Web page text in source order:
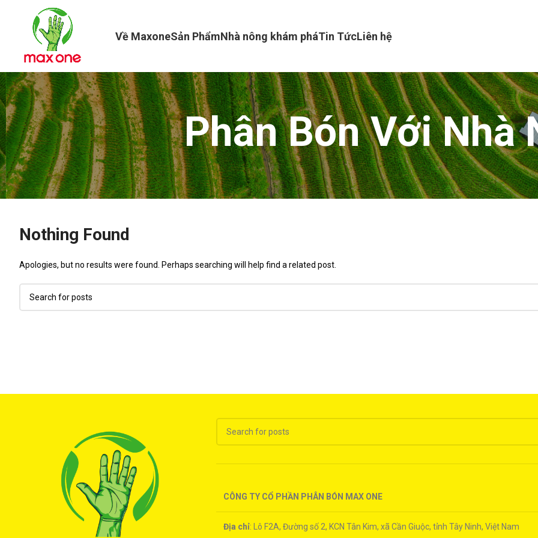
Về MaxoneSản PhẩmNhà nông khám pháTin TứcLiên hệ
Phân Bón Với Nhà
Nothing Found
Apologies, but no results were found. Perhaps searching will help find a related post.
CÔNG TY CỔ PHẦN PHÂN BÓN MAX ONE
Địa chỉ: Lô F2A, Đường số 2, KCN Tân Kim, xã Cần Giuộc, tỉnh Tây Ninh, Việt Nam